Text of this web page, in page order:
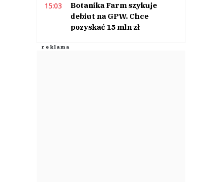
15:03
Botanika Farm szykuje
debiut na GPW. Chce
pozyskać 15 mln zł